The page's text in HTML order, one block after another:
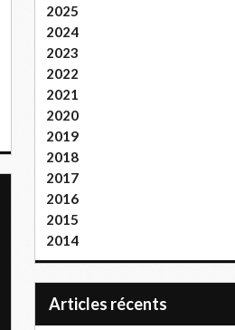
2025
2024
2023
2022
2021
2020
2019
2018
2017
2016
2015
2014
articles récents